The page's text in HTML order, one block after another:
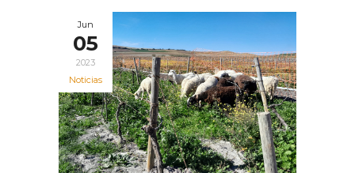
Jun
05
2023
Noticias